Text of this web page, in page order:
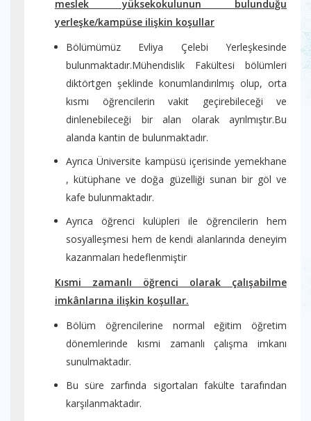
meslek yüksekokulunun bulunduğu
yerleşke/kampüse ilişkin koşullar
Bölümümüz Evliya Çelebi Yerleşkesinde
bulunmaktadır.Mühendislik Fakültesi bölümleri
diktörtgen şeklinde konumlandırılmış olup, orta
kısmı öğrencilerin vakit geçirebileceği ve
dinlenebileceği bir alan olarak ayrılmıştır.Bu
alanda kantin de bulunmaktadır.
Ayrıca Üniversite kampüsü içerisinde yemekhane
, kütüphane ve doğa güzelliği sunan bir göl ve
kafe bulunmaktadır.
Ayrıca öğrenci kulüpleri ile öğrencilerin hem
sosyalleşmesi hem de kendi alanlarında deneyim
kazanmaları hedeflenmiştir
Kısmi zamanlı öğrenci olarak çalışabilme
imkânlarına ilişkin koşullar.
Bölüm öğrencilerine normal eğitim öğretim
dönemlerinde kısmi zamanlı çalışma imkanı
sunulmaktadır.
Bu süre zarfında sigortaları fakülte tarafından
karşılanmaktadır.